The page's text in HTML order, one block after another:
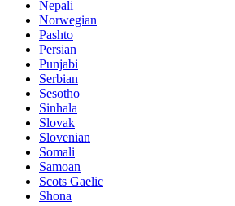
Nepali
Norwegian
Pashto
Persian
Punjabi
Serbian
Sesotho
Sinhala
Slovak
Slovenian
Somali
Samoan
Scots Gaelic
Shona